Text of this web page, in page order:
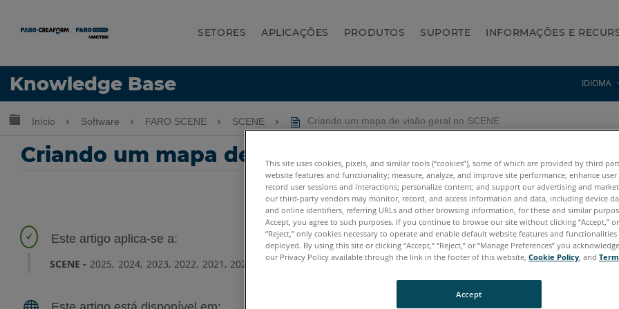
SETORES APLICAÇÕES PRODUTOS SUPORTE INFORMAÇÕES E
Knowledge Base IDIOMA
Idioma
Expandir/recolher hierarquia global
Início Software FARO SCENE SCENE Criando um mapa de visão geral no SCENE
Criando um mapa de visão geral no SCENE
SCENE 2025 2024 2023 2022 2021 2020 2019 2018 7.x 6.x 5.x
This site uses cookies, pixels, and similar tools (“cookies”), some of which are provided by third
website features and functionality; measure, analyze, and improve site performance; enhance user
record user sessions and interactions; personalize content; and support our advertising and
our third-party vendors may monitor, record, and access information and data, including device
and online identifiers, referring URLs and other browsing information, for these and similar
Accept, you agree to such purposes. If you continue to browse our site without clicking “Accept,”
“Reject,” only cookies necessary to operate and enable default website features and
deployed. By using this site or clicking “Accept,” “Reject,” or “Manage Preferences” you
our Privacy Policy available through the link in the footer of this website, Cookie Policy, and
Accept